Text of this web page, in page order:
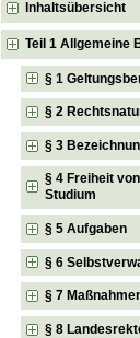
Inhaltsübersicht
Teil 1 Allgemeine
§ 1
§ 2
§ 3
§ 4 Freiheit
Studium
§ 5 Aufgaben
§ 6
§ 7
§ 8